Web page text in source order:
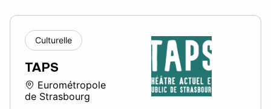
Culturelle
TAPS
Eurométropole
de Strasbourg